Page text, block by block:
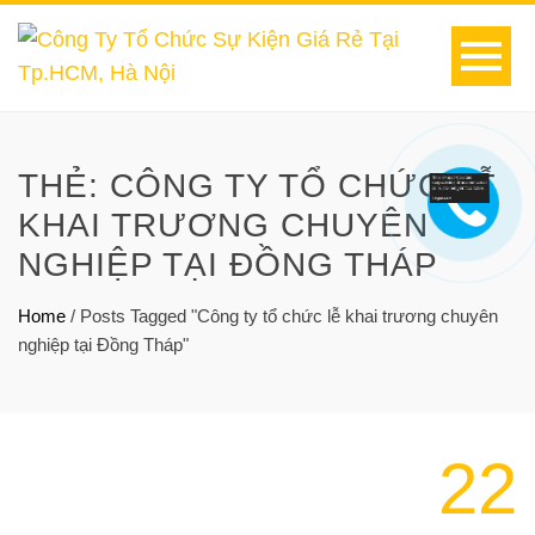
THẺ: CÔNG TY TỔ CHỨC LỄ
KHAI TRƯƠNG CHUYÊN
NGHIỆP TẠI ĐỒNG THÁP
Home / Posts Tagged "Công ty tổ chức lễ khai trương chuyên
nghiệp tại Đồng Tháp"
22